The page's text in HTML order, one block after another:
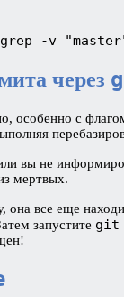
-v
через
особенно с
вы не
мертвых.
все еще
запустите git